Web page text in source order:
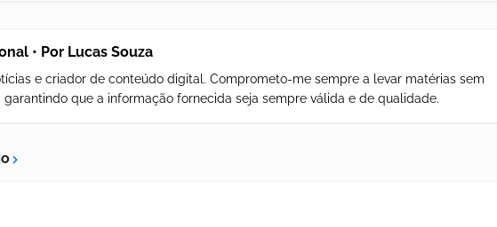
• Por Lucas Souza
e criador de conteúdo digital. Comprometo-me sempre a levar matérias sem
garantindo que a informação fornecida seja sempre válida e de qualidade.